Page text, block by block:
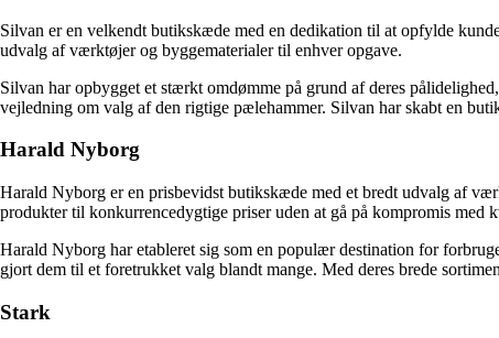
Silvan er en velkendt butikskæde med en dedikation til at opfylde
udvalg af værktøjer og byggematerialer til enhver opgave.
Silvan har opbygget et stærkt omdømme på grund af deres
vejledning om valg af den rigtige pælehammer. Silvan har skabt en
Harald Nyborg
Harald Nyborg er en prisbevidst butikskæde med et bredt udvalg af
produkter til konkurrencedygtige priser uden at gå på kompromis med
Harald Nyborg har etableret sig som en populær destination for
gjort dem til et foretrukket valg blandt mange. Med deres brede
Stark